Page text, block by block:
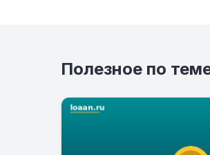
Полезное по